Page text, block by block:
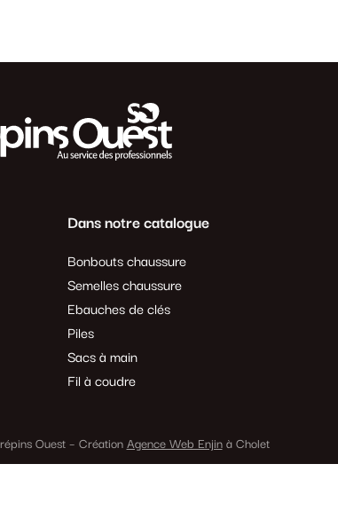
Dans notre catalogue
Bonbouts chaussure
Semelles chaussure
Ebauches de clés
Piles
Sacs à main
Fil à coudre
Ouest – Création Agence Web Enjinà Cholet